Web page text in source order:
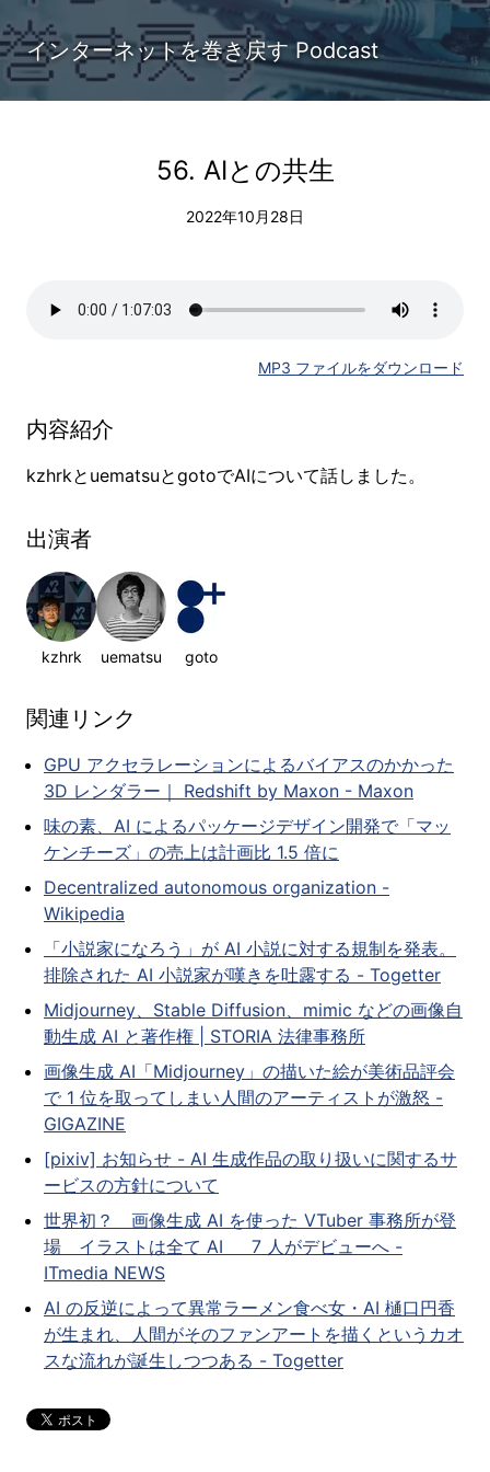
インターネットを巻き戻す Podcast
56. AIとの共生
2022年10月28日
MP3 ファイルをダウンロード
内容紹介
kzhrkとuematsuとgotoでAIについて話しました。
出演者
kzhrk uematsu goto
関連リンク
GPU アクセラレーションによるバイアスのかかった
3D レンダラー｜ Redshift by Maxon - Maxon
味の素、AI によるパッケージデザイン開発で「マッ
ケンチーズ」の売上は計画比 1.5 倍に
Decentralized autonomous organization -
Wikipedia
「小説家になろう」が AI 小説に対する規制を発表。
排除された AI 小説家が嘆きを吐露する - Togetter
Midjourney、Stable Diffusion、mimic などの画像自
動生成 AI と著作権 | STORIA 法律事務所
画像生成 AI「Midjourney」の描いた絵が美術品評会
で 1 位を取ってしまい人間のアーティストが激怒 -
GIGAZINE
[pixiv] お知らせ - AI 生成作品の取り扱いに関するサ
ービスの方針について
世界初？ 画像生成 AI を使った VTuber 事務所が登
場 イラストは全て AI 7 人がデビューへ -
ITmedia NEWS
AI の反逆によって異常ラーメン食べ女・AI 樋口円香
が生まれ、人間がそのファンアートを描くというカオ
スな流れが誕生しつつある - Togetter